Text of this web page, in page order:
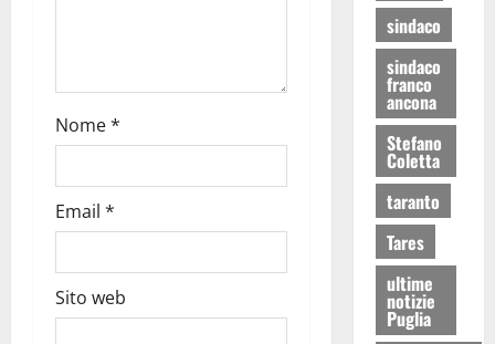
Nome*
Email *
Sito web
sindaco
sindaco
franco
ancona
Stefano
Coletta
taranto
Tares
ultime
notizie
Puglia